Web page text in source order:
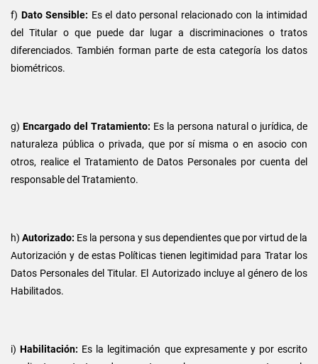
f) Dato Sensible: Es el dato personal relacionado con la intimidad
del Titular o que puede dar lugar a discriminaciones o tratos
diferenciados. También forman parte de esta categoría los datos
biométricos.
g) Encargado del Tratamiento: Es la persona natural o jurídica, de
naturaleza pública o privada, que por sí misma o en asocio con
otros, realice el Tratamiento de Datos Personales por cuenta del
responsable del Tratamiento.
h) Autorizado: Es la persona y sus dependientes que por virtud de la
Autorización y de estas Políticas tienen legitimidad para Tratar los
Datos Personales del Titular. El Autorizado incluye al género de los
Habilitados.
i)Habilitación: Es la legitimación que expresamente y por escrito